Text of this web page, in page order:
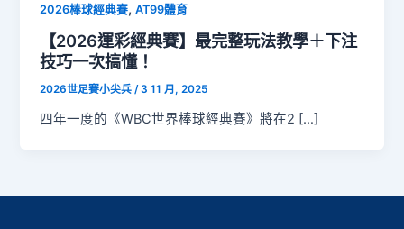
2026棒球經典賽,AT99體育
【2026運彩經典賽】最完整玩法教學＋下注
技巧一次搞懂！
2026世足賽小尖兵/3 11 月, 2025
四年一度的《WBC世界棒球經典賽》將在2 […]